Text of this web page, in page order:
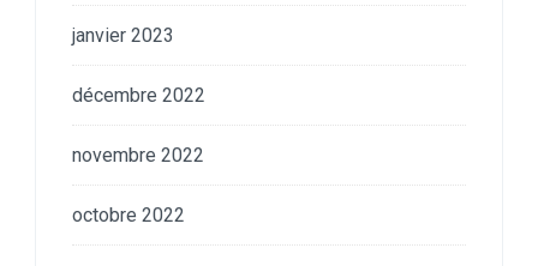
janvier 2023
décembre 2022
novembre 2022
octobre 2022